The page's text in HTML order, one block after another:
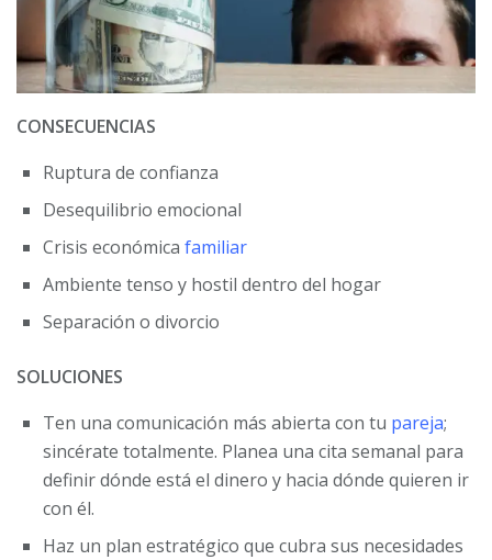
CONSECUENCIAS
Ruptura de confianza
Desequilibrio emocional
Crisis económica familiar
Ambiente tenso y hostil dentro del hogar
Separación o divorcio
SOLUCIONES
Ten una comunicación más abierta con tu pareja;
sincérate totalmente. Planea una cita semanal para
definir dónde está el dinero y hacia dónde quieren ir
con él.
Haz un plan estratégico que cubra sus necesidades